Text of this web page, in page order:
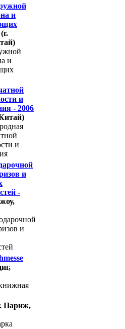
и
(г.
и
и
- 2006
и
и
-
и
Париж,